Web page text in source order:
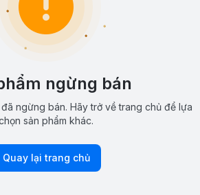
ngừng bán
ngừng bán. Hãy trở về trang chủ để lựa
sản phẩm khác.
Quay lại trang chủ